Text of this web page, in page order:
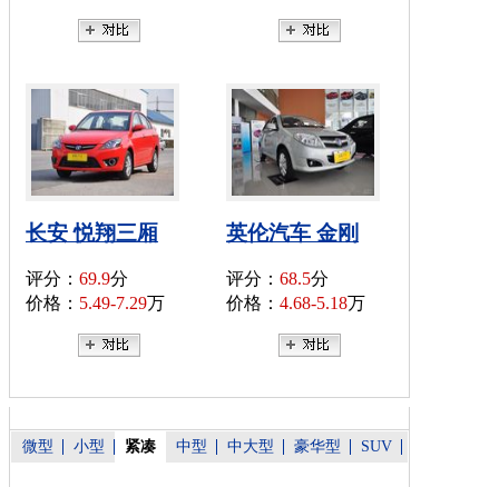
长安 悦翔三厢
评分： 69.9分
价格： 5.49-7.29万
英伦汽车 金刚
评分： 68.5分
价格： 4.68-5.18万
微型 小型 紧凑 中型 中大型 豪华型 SUV